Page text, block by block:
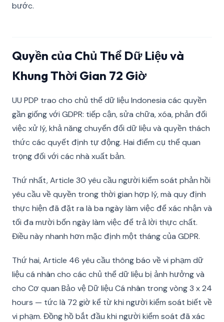
bước.
Quyền của Chủ Thể Dữ Liệu và
Khung Thời Gian 72 Giờ
UU PDP trao cho chủ thể dữ liệu Indonesia các quyền
gần giống với GDPR: tiếp cận, sửa chữa, xóa, phản đối
việc xử lý, khả năng chuyển đổi dữ liệu và quyền thách
thức các quyết định tự động. Hai điểm cụ thể quan
trọng đối với các nhà xuất bản.
Thứ nhất, Article 30 yêu cầu người kiểm soát phản hồi
yêu cầu về quyền trong thời gian hợp lý, mà quy định
thực hiện đã đặt ra là ba ngày làm việc để xác nhận và
tối đa mười bốn ngày làm việc để trả lời thực chất.
Điều này nhanh hơn mặc định một tháng của GDPR.
Thứ hai, Article 46 yêu cầu thông báo về vi phạm dữ
liệu cá nhân cho các chủ thể dữ liệu bị ảnh hưởng và
cho Cơ quan Bảo vệ Dữ liệu Cá nhân trong vòng 3 x 24
hours — tức là 72 giờ kể từ khi người kiểm soát biết về
vi phạm. Đồng hồ bắt đầu khi người kiểm soát đã xác